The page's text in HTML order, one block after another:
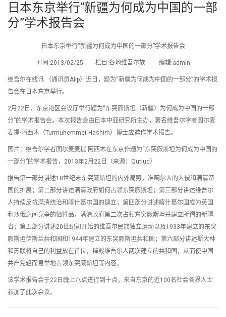
日本东京举行“新疆为何成为中国的一部
分”学术报告会
日本东京举行“新疆为何成为中国的一部分”学术报告会
时间:2013/02/25 栏目:各地维吾尔族 编辑:admin
维吾尔在线讯 （通讯员Alip）近日，题为“新疆为何成为中国的一部分”的学术报
告会在日本东京举行。
2月22日，东京港区会议厅举行题为“东突厥斯坦（新疆）为何成为中国的一部
分”的学术报告会。本次报告会由日本中亚研究所主办，著名维吾尔学者图尔麦
麦提·阿西木（Turmuhemmet Hashim）博士应邀作学术报告。
图片：维吾尔学者图尔麦麦提·阿西木在东京作题为“东突厥斯坦为何成为中国的
一部分”的学术报告，2013年2月22日（来源：Qutluq）
报告第一部分讲述18世纪末东突厥斯坦的内外局势，准噶尔人的入侵和满清帝
国的扩展；第二部分讲述满清政府如何占领东突厥斯坦；第三部分讲述维吾尔
人持续反抗满清统治和喀什葛尔国的建立；第四部分讲述喀什葛尔国成为英国
和沙俄之间竞争的牺牲品，满清政府第二次占领东突厥斯坦并建立所谓的新疆
省；第五部分讲述20世纪初开始的维吾尔民族独立运动以及1933年建立的东突
厥斯坦伊斯兰共和国和1944年建立的东突厥斯坦共和国；第六部分讲述斯大林
和苏联将自己的利益放在首位，摧毁维吾尔人两次建立的共和国，从而使中国
共产党轻而易举地占领东突厥斯坦等内容。
该学术报告会于22日晚上八点进行到十点，来自东京的近100名社会各界人士
参加了此次会议。